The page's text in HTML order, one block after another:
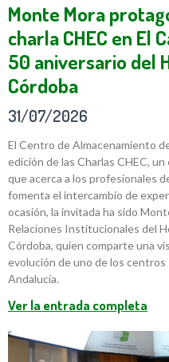
Monte Mora
charla CHEC en El
50 aniversario del
Córdoba
31/07/2026
El Centro de Almacenamiento
edición de las Charlas CHEC,
que acerca a los profesionales
fomenta el intercambio de
ocasión, la invitada ha sido
Relaciones Institucionales del
Córdoba, quien comparte una
evolución de uno de los
Andalucía.
Ver la entrada completa